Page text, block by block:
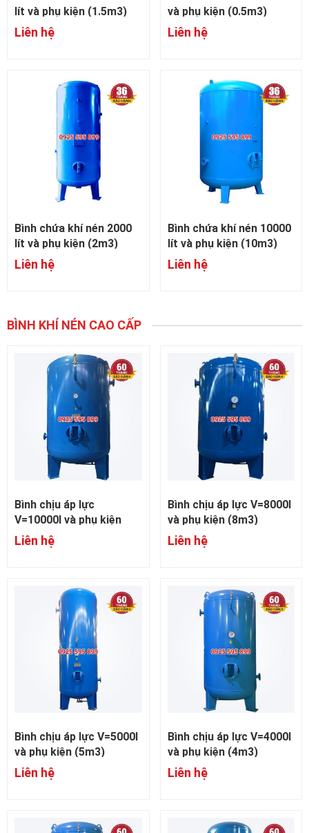
lít và phụ kiện (1.5m3)
Liên hệ
và phụ kiện (0.5m3)
Liên hệ
Bình chứa khí nén 2000
lít và phụ kiện (2m3)
Liên hệ
Bình chứa khí nén 10000
lít và phụ kiện (10m3)
Liên hệ
BÌNH KHÍ NÉN CAO CẤP
Bình chịu áp lực
V=10000l và phụ kiện
(10m3)
Liên hệ
Bình chịu áp lực V=8000l
và phụ kiện (8m3)
Liên hệ
Bình chịu áp lực V=5000l
và phụ kiện (5m3)
Liên hệ
Bình chịu áp lực V=4000l
và phụ kiện (4m3)
Liên hệ